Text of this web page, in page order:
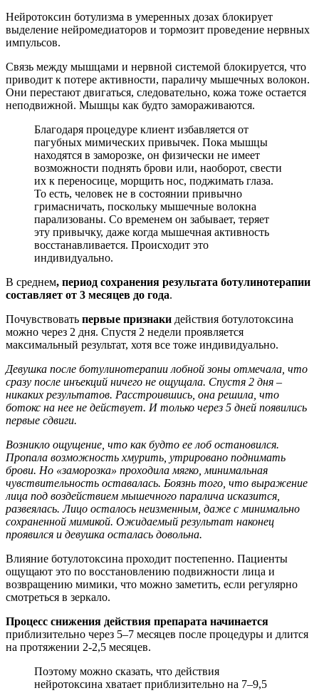
Нейротоксин ботулизма в умеренных дозах блокирует
выделение нейромедиаторов и тормозит проведение нервных
импульсов.
Связь между мышцами и нервной системой блокируется, что
приводит к потере активности, параличу мышечных волокон.
Они перестают двигаться, следовательно, кожа тоже остается
неподвижной. Мышцы как будто замораживаются.
Благодаря процедуре клиент избавляется от
пагубных мимических привычек. Пока мышцы
находятся в заморозке, он физически не имеет
возможности поднять брови или, наоборот, свести
их к переносице, морщить нос, поджимать глаза.
То есть, человек не в состоянии привычно
гримасничать, поскольку мышечные волокна
парализованы. Со временем он забывает, теряет
эту привычку, даже когда мышечная активность
восстанавливается. Происходит это
индивидуально.
В среднем, период сохранения результата ботулинотерапии
составляет от 3 месяцев до года.
Почувствовать первые признаки действия ботулотоксина
можно через 2 дня. Спустя 2 недели проявляется
максимальный результат, хотя все тоже индивидуально.
Девушка после ботулинотерапии лобной зоны отмечала, что
сразу после инъекций ничего не ощущала. Спустя 2 дня –
никаких результатов. Расстроившись, она решила, что
ботокс на нее не действует. И только через 5 дней появились
первые сдвиги.
Возникло ощущение, что как будто ее лоб остановился.
Пропала возможность хмурить, утрировано поднимать
брови. Но «заморозка» проходила мягко, минимальная
чувствительность оставалась. Боязнь того, что выражение
лица под воздействием мышечного паралича исказится,
развеялась. Лицо осталось неизменным, даже с минимально
сохраненной мимикой. Ожидаемый результат наконец
проявился и девушка осталась довольна.
Влияние ботулотоксина проходит постепенно. Пациенты
ощущают это по восстановлению подвижности лица и
возвращению мимики, что можно заметить, если регулярно
смотреться в зеркало.
Процесс снижения действия препарата начинается
приблизительно через 5–7 месяцев после процедуры и длится
на протяжении 2-2,5 месяцев.
Поэтому можно сказать, что действия
нейротоксина хватает приблизительно на 7–9,5